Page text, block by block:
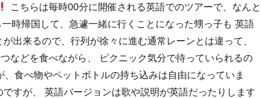
こちらは毎時00分に開催される英語でのツアーで、なんと
時帰国して、急遽一緒に行くことになった甥っ子も 英語
出来るので、行列が徐々に進む通常レーンとは違って、
などを食べながら、 ピクニック気分で待っていられるの
食べ物やペットボトルの持ち込みは自由になっていま
すが、 英語バージョンは歌や説明が英語だったりします